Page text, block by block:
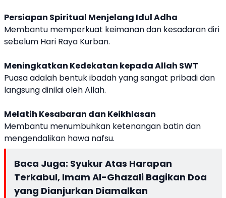
Persiapan Spiritual Menjelang Idul Adha
Membantu memperkuat keimanan dan kesadaran diri
sebelum Hari Raya Kurban.
Meningkatkan Kedekatan kepada Allah SWT
Puasa adalah bentuk ibadah yang sangat pribadi dan
langsung dinilai oleh Allah.
Melatih Kesabaran dan Keikhlasan
Membantu menumbuhkan ketenangan batin dan
mengendalikan hawa nafsu.
Baca Juga: Syukur Atas Harapan
Terkabul, Imam Al-Ghazali Bagikan Doa
yang Dianjurkan Diamalkan